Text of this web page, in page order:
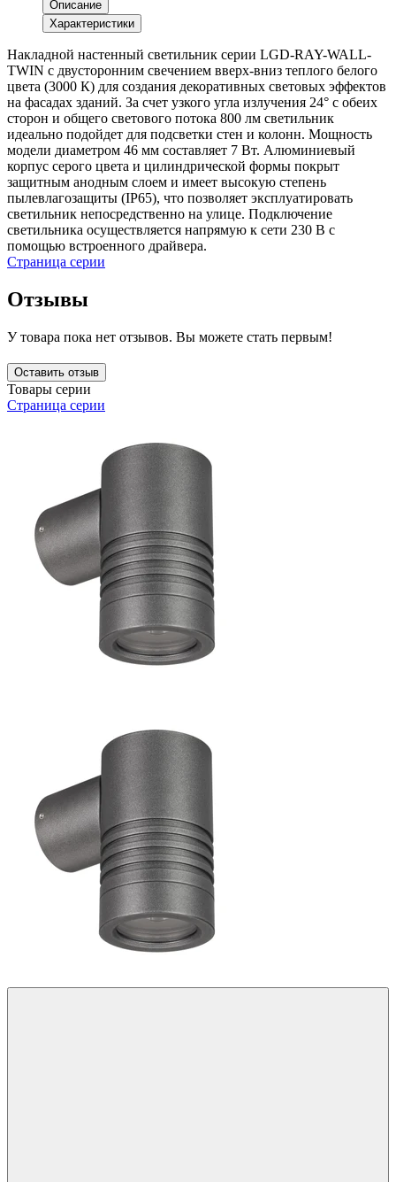
Описание
Характеристики
Накладной настенный светильник серии LGD-RAY-WALL-
TWIN с двусторонним свечением вверх-вниз теплого белого
цвета (3000 К) для создания декоративных световых эффектов
на фасадах зданий. За счет узкого угла излучения 24° с обеих
сторон и общего светового потока 800 лм светильник
идеально подойдет для подсветки стен и колонн. Мощность
модели диаметром 46 мм составляет 7 Вт. Алюминиевый
корпус серого цвета и цилиндрической формы покрыт
защитным анодным слоем и имеет высокую степень
пылевлагозащиты (IP65), что позволяет эксплуатировать
светильник непосредственно на улице. Подключение
светильника осуществляется напрямую к сети 230 В с
помощью встроенного драйвера.
Страница серии
Отзывы
У товара пока нет отзывов. Вы можете стать первым!
Оставить отзыв
Товары серии
Страница серии